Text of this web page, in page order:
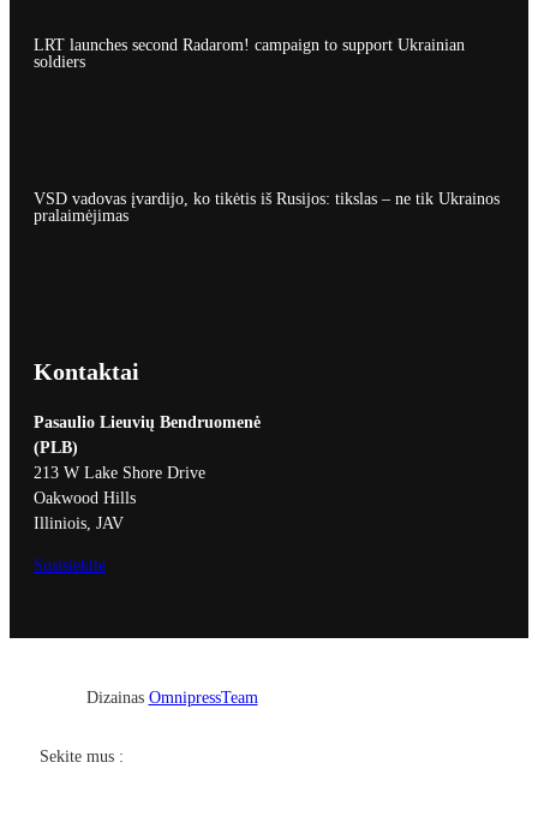
LRT launches second Radarom! campaign to support Ukrainian
soldiers
VSD vadovas įvardijo, ko tikėtis iš Rusijos: tikslas – ne tik Ukrainos
pralaimėjimas
Kontaktai
Pasaulio Lieuvių Bendruomenė
(PLB)
213 W Lake Shore Drive
Oakwood Hills
Illiniois, JAV
Susisiekite
Dizainas OmnipressTeam
Sekite mus :